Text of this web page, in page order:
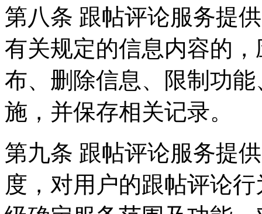
第八条 跟帖评论服务提
有关规定的信息内容的
布、删除信息、限制功
施，并保存相关记录。
第九条 跟帖评论服务提
度，对用户的跟帖评论